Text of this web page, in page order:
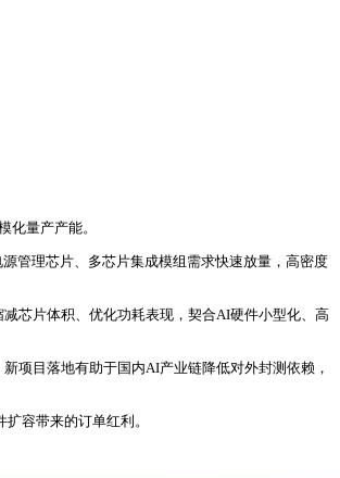
化量产产能。
管理芯片、多芯片集成模组需求快速放量，高密度
芯片体积、优化功耗表现，契合AI硬件小型化、高
项目落地有助于国内AI产业链降低对外封测依赖，
容带来的订单红利。